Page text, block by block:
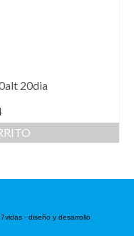
20dia
- diseño y desarrollo